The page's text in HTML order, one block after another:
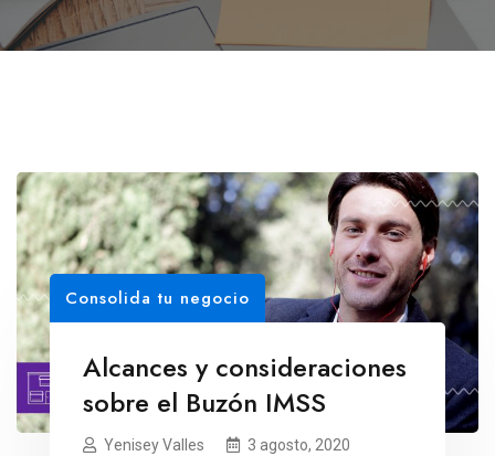
Consolida tu negocio
Alcances y consideraciones
sobre el Buzón IMSS
Yenisey Valles
3 agosto, 2020